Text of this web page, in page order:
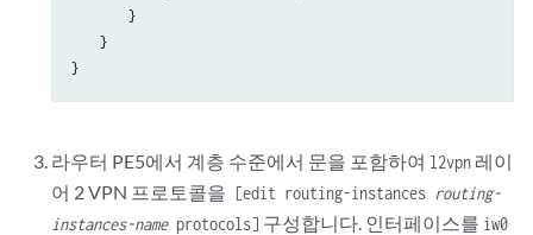
        }
    }
라우터 PE5에서 계층 수준에서 문을 포함하여 l2vpn 레이
어 2 VPN 프로토콜을 [edit routing-instances routing-
instances-nameprotocols] 구성합니다. 인터페이스를 iw0